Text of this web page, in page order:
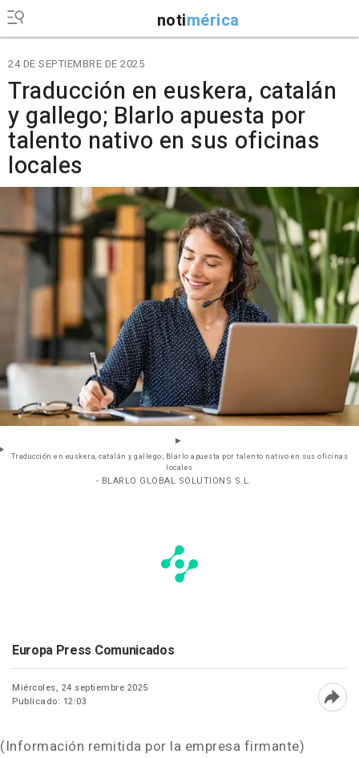
notimérica
24 DE SEPTIEMBRE DE 2025
Traducción en euskera, catalán
y gallego; Blarlo apuesta por
talento nativo en sus oficinas
locales
Traducción en euskera, catalán y gallego; Blarlo apuesta por talento nativo en sus oficinas
locales
- BLARLO GLOBAL SOLUTIONS S.L.
Europa Press Comunicados
Miércoles, 24 septiembre 2025
Publicado: 12:03
(Información remitida por la empresa firmante)